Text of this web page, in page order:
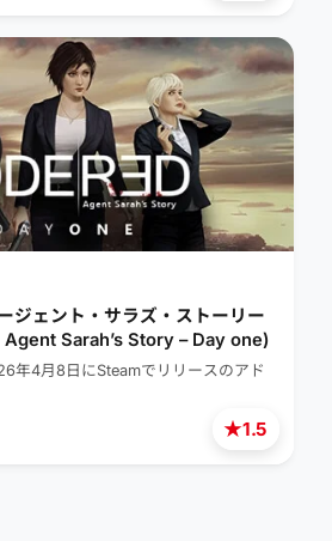
★1.5
ジェント・サラズ・ストーリー
Agent Sarah’s Story – Day one)
年4月8日にSteamでリリースのアド